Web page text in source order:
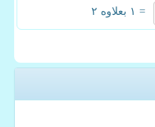
= ۱ بعلاوه ۲